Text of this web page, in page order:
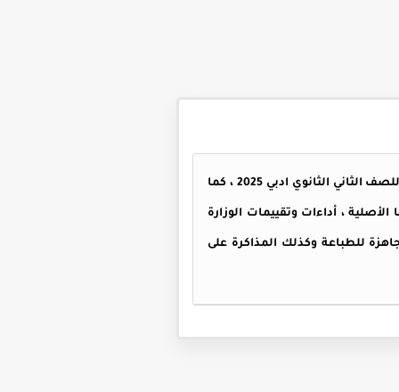
التقييم الاسبوعي للصف الثاني الثانوي ادبي - الاسبوع الخامس ، تحتوي المذكرة على الاداءات الصفية والمنزلية للصف الثاني الثانوي ادبي 2025 ، كما
ادبي كاملة بنسختها الأصلية ، أداءات وتقييمات الوزارة
للطباعة وكذلك المذاكرة على